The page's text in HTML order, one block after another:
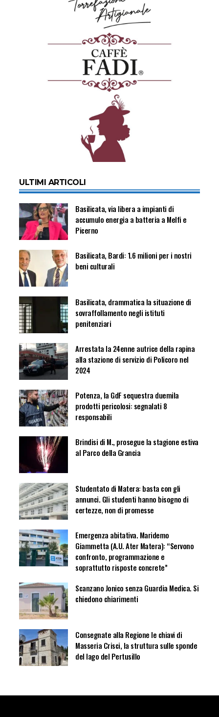
ULTIMI ARTICOLI
Basilicata, via libera a impianti di
accumulo energia a batteria a Melfi e
Picerno
Basilicata, Bardi: 1.6 milioni per i nostri
beni culturali
Basilicata, drammatica la situazione di
sovraffollamento negli istituti
penitenziari
Arrestata la 24enne autrice della rapina
alla stazione di servizio di Policoro nel
2024
Potenza, la GdF sequestra duemila
prodotti pericolosi: segnalati 8
responsabili
Brindisi di M., prosegue la stagione estiva
al Parco della Grancia
Studentato di Matera: basta con gli
annunci. Gli studenti hanno bisogno di
certezze, non di promesse
Emergenza abitativa. Maridemo
Giammetta (A.U. Ater Matera): “Servono
confronto, programmazione e
soprattutto risposte concrete”
Scanzano Jonico senza Guardia Medica. Si
chiedono chiarimenti
Consegnate alla Regione le chiavi di
Masseria Crisci, la struttura sulle sponde
del lago del Pertusillo